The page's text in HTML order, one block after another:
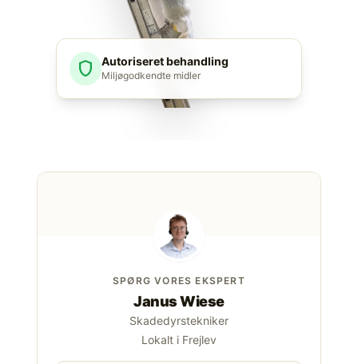
shield Autoriseret behandling
Miljøgodkendte midler
SPØRG VORES EKSPERT
Janus Wiese
Skadedyrstekniker
Lokalt i Frejlev